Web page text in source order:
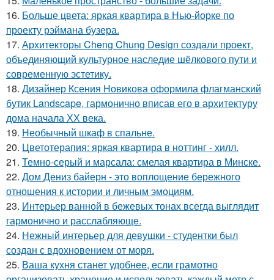
16. Больше цвета: яркая квартира в Нью-йорке по
проекту рэймана бузера.
17. Архитекторы Cheng Chung Design создали проект,
объединяющий культурное наследие шёлкового пути и
современную эстетику.
18. Дизайнер Ксения Новикова оформила флагманский
бутик Landscape, гармонично вписав его в архитектуру
дома начала ХХ века.
19. Необычный шкаф в спальне.
20. Цветотерапия: яркая квартира в ноттинг - хилл.
21. Темно-серый и марсала: смелая квартира в Минске.
22. Дом Дениз байерн - это воплощение бережного
отношения к истории и личным эмоциям.
23. Интерьер ванной в бежевых тонах всегда выглядит
гармонично и расслабляюще.
24. Нежный интерьер для девушки - студентки был
создан с вдохновением от моря.
25. Ваша кухня станет удобнее, если грамотно